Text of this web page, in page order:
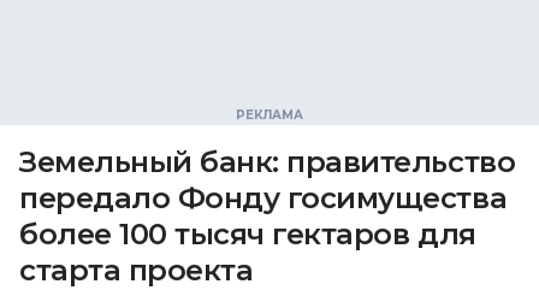
Земельный банк: правительство
передало Фонду госимущества
более 100 тысяч гектаров для
старта проекта